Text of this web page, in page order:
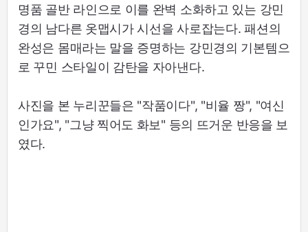
명품 골반 라인으로 이를 완벽 소화하고 있는 강민
경의 남다른 옷맵시가 시선을 사로잡는다. 패션의
완성은 몸매라는 말을 증명하는 강민경의 기본템으
로 꾸민 스타일이 감탄을 자아낸다.
사진을 본 누리꾼들은 "작품이다", "비율 짱", "여신
인가요", "그냥 찍어도 화보" 등의 뜨거운 반응을 보
였다.